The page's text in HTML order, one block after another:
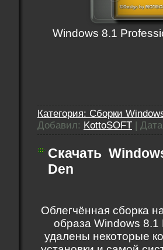
Windows 8.1
Категория: Сборки
Добавил: KottoSOFT
Скачать
Den
Облегчённая сборка
образа Windows
удалены некоторые